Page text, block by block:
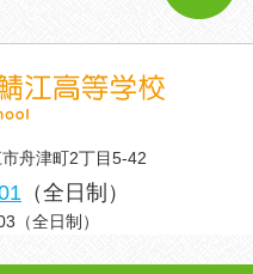
舟津町2丁目5-42
（全日制）
（全日制）